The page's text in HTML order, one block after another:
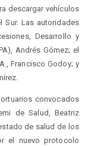
descargar vehículos
Sur. Las autoridades
Desarrollo y
Andrés Gómez; el
Francisco Godoy; y
convocados
de Salud, Beatriz
de salud de los
el nuevo protocolo